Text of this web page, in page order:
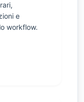
e
workflow.